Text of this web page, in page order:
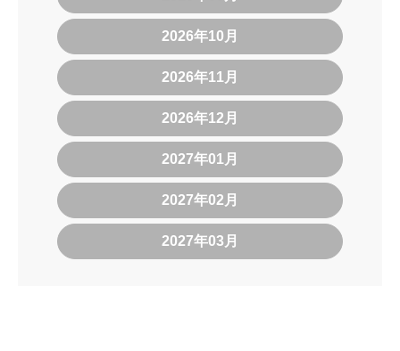
2026年10月
2026年11月
2026年12月
2027年01月
2027年02月
2027年03月